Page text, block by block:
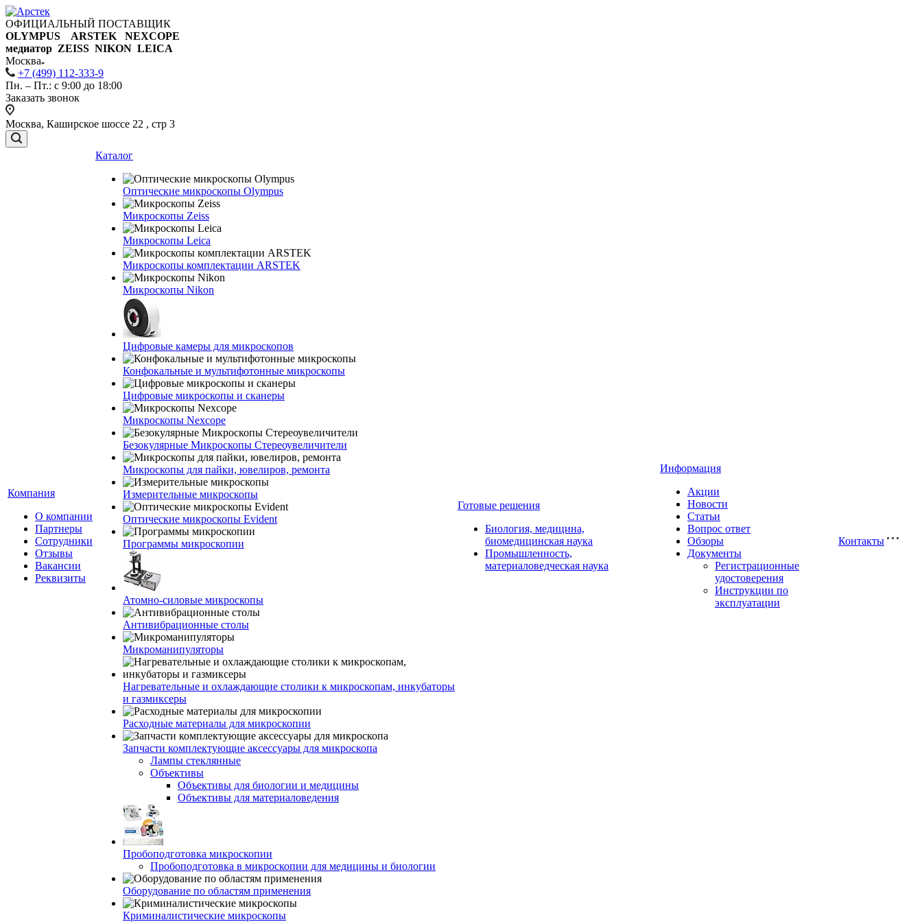
ОФИЦИАЛЬНЫЙ ПОСТАВЩИК
OLYMPUS ARSTEK NEXCOPE
медиатор ZEISS NIKON LEICA
Москва
+7 (499) 112-333-9
Пн. – Пт.: с 9:00 до 18:00
Заказать звонок
Москва, Каширское шоссе 22 , стр 3
Компания
О компании
Партнеры
Сотрудники
Отзывы
Вакансии
Реквизиты
Каталог
Оптические микроскопы Olympus
Микроскопы Zeiss
Микроскопы Leica
Микроскопы комплектации ARSTEK
Микроскопы Nikon
Цифровые камеры для микроскопов
Конфокальные и мультифотонные микроскопы
Цифровые микроскопы и сканеры
Микроскопы Nexcope
Безокулярные Микроскопы Стереоувеличители
Микроскопы для пайки, ювелиров, ремонта
Измерительные микроскопы
Оптические микроскопы Evident
Программы микроскопии
Атомно-силовые микроскопы
Антивибрационные столы
Микроманипуляторы
Нагревательные и охлаждающие столики к микроскопам, инкубаторы
и газмиксеры
Расходные материалы для микроскопии
Запчасти комплектующие аксессуары для микроскопа
Лампы стеклянные
Объективы
Объективы для биологии и медицины
Объективы для материаловедения
Пробоподготовка микроскопии
Пробоподготовка в микроскопии для медицины и биологии
Оборудование по областям применения
Криминалистические микроскопы
Готовые решения
Биология, медицина,
биомедицинская наука
Промышленность,
материаловедческая наука
Информация
Акции
Новости
Статьи
Вопрос ответ
Обзоры
Документы
Регистрационные
удостоверения
Инструкции по
эксплуатации
Контакты